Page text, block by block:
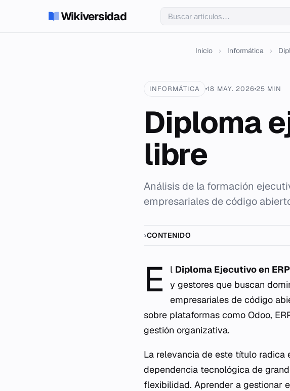
Wikiversidad
Inicio › Informática ›
INFORMÁTICA 18 MAY. 2026 25 MIN
Diploma
libre
Análisis de la formación
empresariales de código
CONTENIDO
E l Diploma Ejecutivo en
y gestores que buscan
empresariales de código
sobre plataformas como Odoo,
gestión organizativa.
La relevancia de este título
dependencia tecnológica de
flexibilidad. Aprender a gestionar